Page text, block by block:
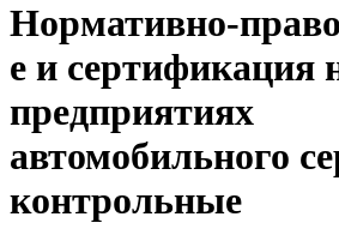
Нормативно-
е и сертификация
предприятиях
автомобильного
контрольные